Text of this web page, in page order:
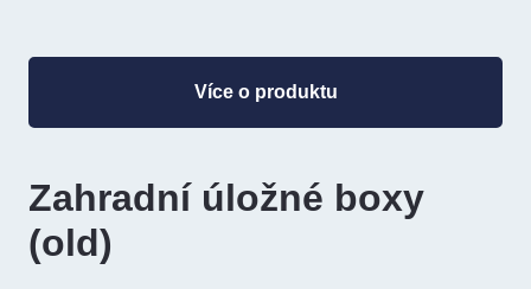
Více o produktu
Zahradní úložné boxy
(old)